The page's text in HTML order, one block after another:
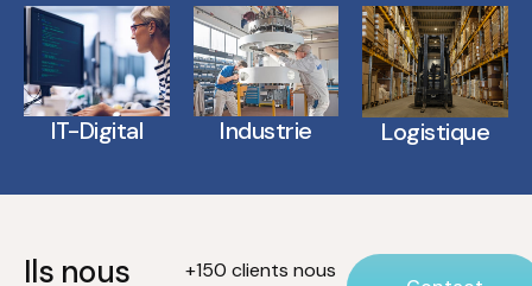
IT-Digital Industrie Logistique
Ils nous
+150 clients nous